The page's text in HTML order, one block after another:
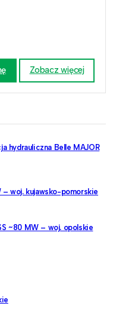
Zobacz więcej
hydrauliczna Belle MAJOR
– woj. kujawsko-pomorskie
~80 MW – woj. opolskie